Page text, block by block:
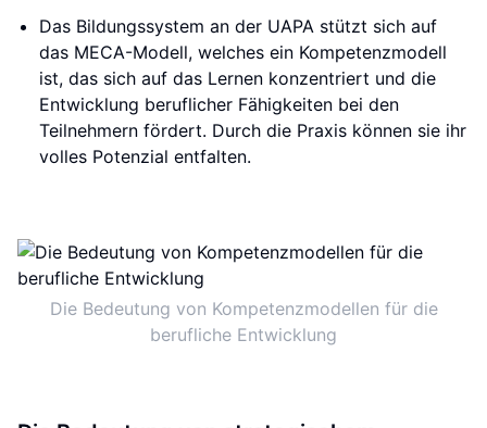
Das Bildungssystem an der UAPA stützt sich auf
das MECA-Modell, welches ein Kompetenzmodell
ist, das sich auf das Lernen konzentriert und die
Entwicklung beruflicher Fähigkeiten bei den
Teilnehmern fördert. Durch die Praxis können sie ihr
volles Potenzial entfalten.
Die Bedeutung von Kompetenzmodellen für die
berufliche Entwicklung